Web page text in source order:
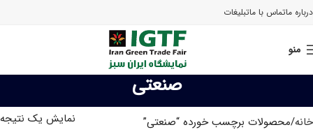
درباره ماتماس با ماتبلیغات
منو
صنعتی
خانه محصولات برچسب خورده “صنعتی” نمایش یک نتیجه